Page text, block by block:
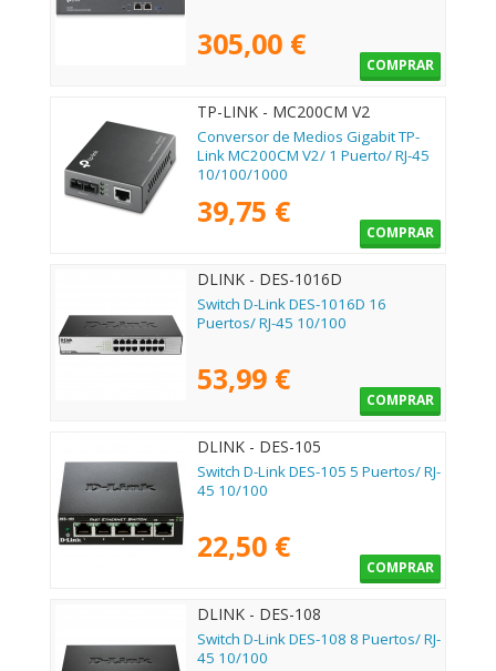
305,00 €
COMPRAR
TP-LINK - MC200CM V2
Conversor de Medios Gigabit TP-
Link MC200CM V2/ 1 Puerto/ RJ-45
10/100/1000
39,75 €
COMPRAR
DLINK - DES-1016D
Switch D-Link DES-1016D 16
Puertos/ RJ-45 10/100
53,99 €
COMPRAR
DLINK - DES-105
Switch D-Link DES-105 5 Puertos/ RJ-
45 10/100
22,50 €
COMPRAR
DLINK - DES-108
Switch D-Link DES-108 8 Puertos/ RJ-
45 10/100